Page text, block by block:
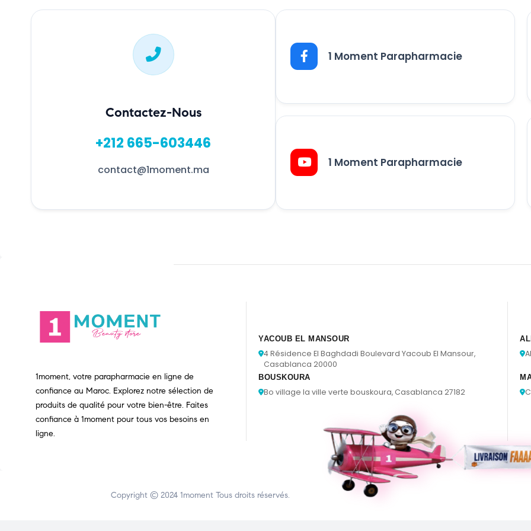
Contactez-Nous
+212 665-603446
contact@1moment.ma
1 Moment Parapharmacie
1 Moment Parapharmacie
1moment, votre parapharmacie en ligne de
confiance au Maroc. Explorez notre sélection de
produits de qualité pour votre bien-être. Faites
confiance à 1moment pour tous vos besoins en
ligne.
YACOUB EL MANSOUR
4 Résidence El Baghdadi Boulevard Yacoub El Mansour,
Casablanca 20000
BOUSKOURA
Bo village la ville verte bouskoura, Casablanca 27182
Copyright © 2024 1momentTous droits réservés.